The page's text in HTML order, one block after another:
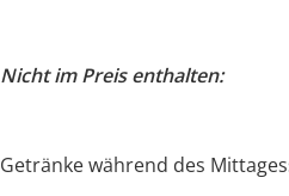
Nicht im Preis enthalten:
Getränke während des